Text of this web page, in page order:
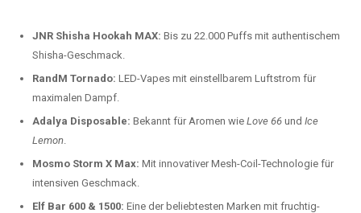
JNR Shisha Hookah MAX: Bis zu 22.000 Puffs mit authentischem
Shisha-Geschmack.
RandM Tornado: LED-Vapes mit einstellbarem Luftstrom für
maximalen Dampf.
Adalya Disposable: Bekannt für Aromen wie Love 66 und Ice
Lemon.
Mosmo Storm X Max: Mit innovativer Mesh-Coil-Technologie für
intensiven Geschmack.
Elf Bar 600 & 1500: Eine der beliebtesten Marken mit fruchtig-